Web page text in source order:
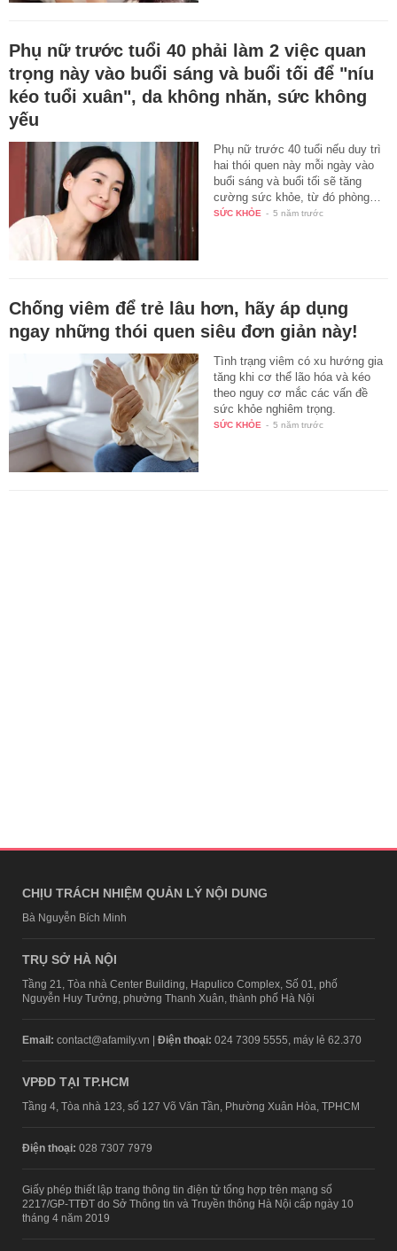
Phụ nữ trước tuổi 40 phải làm 2 việc quan
trọng này vào buổi sáng và buổi tối để "níu
kéo tuổi xuân", da không nhăn, sức không
yếu
Phụ nữ trước 40 tuổi nếu duy trì
hai thói quen này mỗi ngày vào
buổi sáng và buổi tối sẽ tăng
cường sức khỏe, từ đó phòng…
SỨC KHỎE - 5 năm trước
Chống viêm để trẻ lâu hơn, hãy áp dụng
ngay những thói quen siêu đơn giản này!
Tình trạng viêm có xu hướng gia
tăng khi cơ thể lão hóa và kéo
theo nguy cơ mắc các vấn đề
sức khỏe nghiêm trọng.
SỨC KHỎE - 5 năm trước
CHỊU TRÁCH NHIỆM QUẢN LÝ NỘI DUNG
Bà Nguyễn Bích Minh
TRỤ SỞ HÀ NỘI
Tầng 21, Tòa nhà Center Building, Hapulico Complex, Số 01, phố
Nguyễn Huy Tưởng, phường Thanh Xuân, thành phố Hà Nội
Email: contact@afamily.vn | Điện thoại: 024 7309 5555, máy lẻ 62.370
VPĐD TẠI TP.HCM
Tầng 4, Tòa nhà 123, số 127 Võ Văn Tần, Phường Xuân Hòa, TPHCM
Điện thoại: 028 7307 7979
Giấy phép thiết lập trang thông tin điện tử tổng hợp trên mạng số
2217/GP-TTĐT do Sở Thông tin và Truyền thông Hà Nội cấp ngày 10
tháng 4 năm 2019